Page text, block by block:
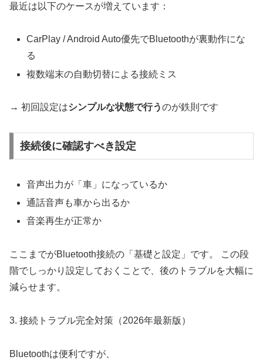
最近は以下のケースが増えています：
CarPlay / Android Auto優先でBluetoothが裏動作にな
る
複数端末の自動切替による接続ミス
→ 初回設定はシンプルな状態で行うのが鉄則です
接続後に確認すべき設定
音声出力が「車」になっているか
通話音声も車から出るか
音楽再生が正常か
ここまでがBluetooth接続の「基礎と設定」です。 この段
階でしっかり設定しておくことで、後のトラブルを大幅に
減らせます。
3. 接続トラブル完全対策（2026年最新版）
Bluetoothは便利ですが、